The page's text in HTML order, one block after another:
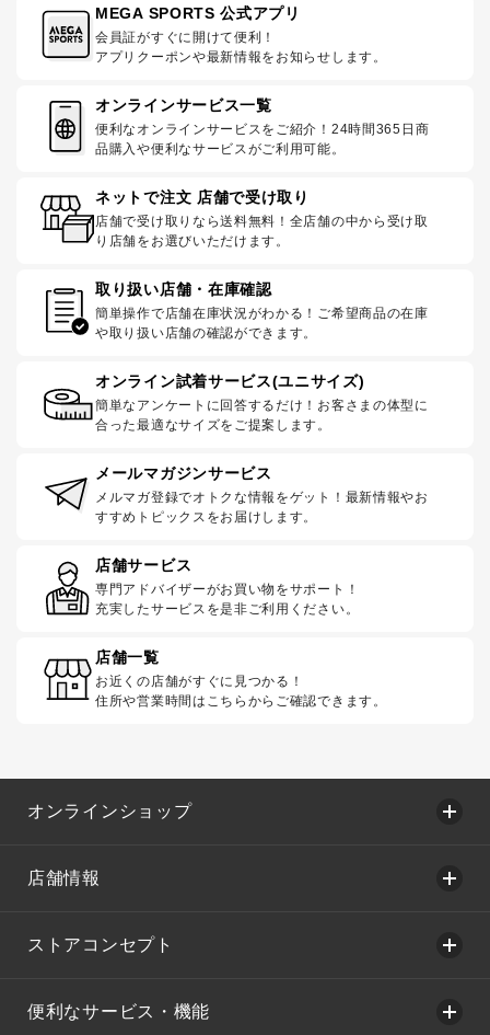
MEGA SPORTS 公式アプリ
会員証がすぐに開けて便利！
アプリクーポンや最新情報をお知らせします。
オンラインサービス一覧
便利なオンラインサービスをご紹介！24時間365日商
品購入や便利なサービスがご利用可能。
ネットで注文 店舗で受け取り
店舗で受け取りなら送料無料！全店舗の中から受け取
り店舗をお選びいただけます。
取り扱い店舗・在庫確認
簡単操作で店舗在庫状況がわかる！ご希望商品の在庫
や取り扱い店舗の確認ができます。
オンライン試着サービス(ユニサイズ)
簡単なアンケートに回答するだけ！お客さまの体型に
合った最適なサイズをご提案します。
メールマガジンサービス
メルマガ登録でオトクな情報をゲット！最新情報やお
すすめトピックスをお届けします。
店舗サービス
専門アドバイザーがお買い物をサポート！
充実したサービスを是非ご利用ください。
店舗一覧
お近くの店舗がすぐに見つかる！
住所や営業時間はこちらからご確認できます。
オンラインショップ
店舗情報
ストアコンセプト
便利なサービス・機能